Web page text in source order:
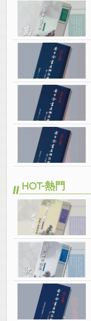
HOT-熱門